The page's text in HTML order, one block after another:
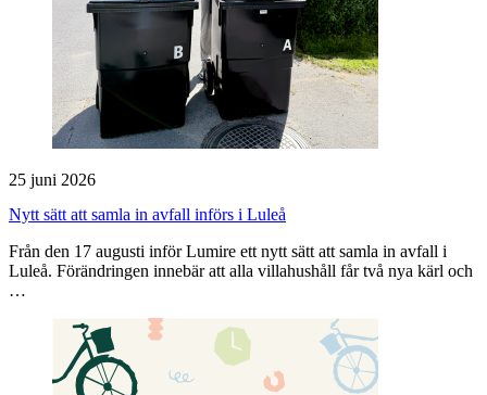
25 juni 2026
Nytt sätt att samla in avfall införs i Luleå
Från den 17 augusti inför Lumire ett nytt sätt att samla in avfall i
Luleå. Förändringen innebär att alla villahushåll får två nya kärl och
…